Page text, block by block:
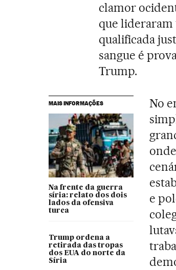
clamor
que lideraram
qualificada
sangue é
Trump.
MAIS INFORMAÇÕES
Na frente da guerra
síria: relato dos dois
lados da ofensiva
turca
Trump ordena a
retirada das tropas
dos EUA do norte da
Síria
No
e